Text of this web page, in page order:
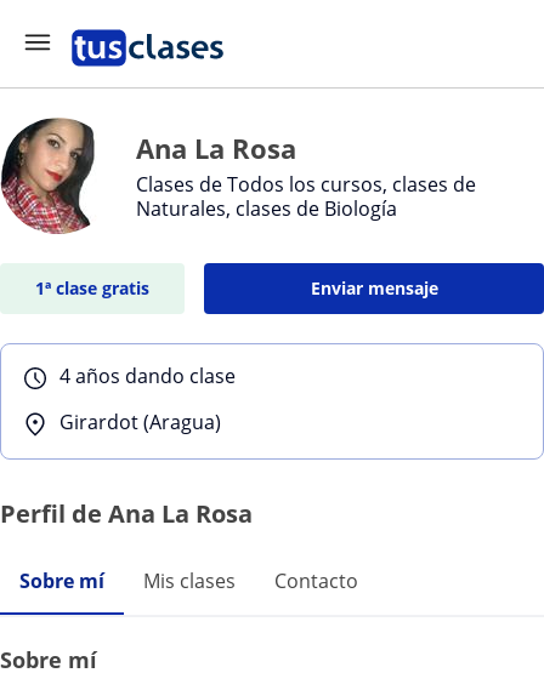
Ana La Rosa
Clases de Todos los cursos, clases de
Naturales, clases de Biología
1ª clase gratis Enviar mensaje
4 años dando clase
Girardot (Aragua)
Perfil de Ana La Rosa
Sobre mí Mis clases Contacto
Sobre mí